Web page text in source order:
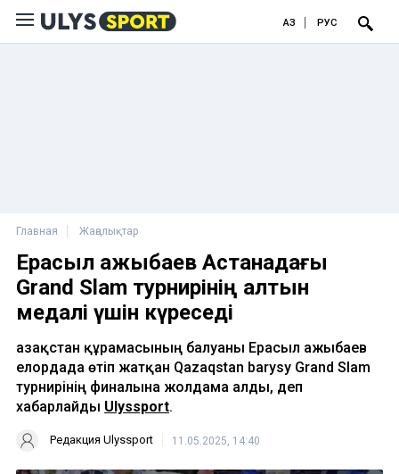
ҚАЗ РУС
Главная Жаңалықтар
Ерасыл Қажыбаев Астанадағы
Grand Slam турнирінің алтын
медалі үшін күреседі
Қазақстан құрамасының балуаны Ерасыл Қажыбаев
елордада өтіп жатқан Qazaqstan barysy Grand Slam
турнирінің финалына жолдама алды, деп
хабарлайды Ulyssport.
Редакция Ulyssport 11.05.2025, 14:40